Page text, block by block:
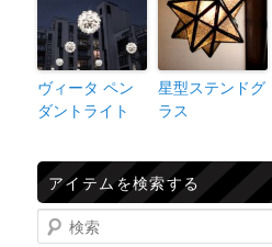
ヴィータ ペン
ダントライト
星型ステンドグ
ラス
アイテムを検索する
検索